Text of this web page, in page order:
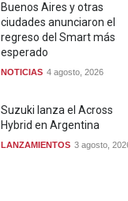
Buenos Aires y otras
ciudades anunciaron el
regreso del Smart más
esperado
NOTICIAS 4 agosto, 2026
Suzuki lanza el Across
Hybrid en Argentina
LANZAMIENTOS 3 agosto,